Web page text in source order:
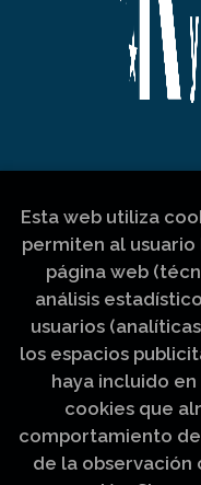
Esta web utiliza
permiten al
página web
análisis
usuarios
los espacios
haya incluido
cookies que
comportamiento
de la observación